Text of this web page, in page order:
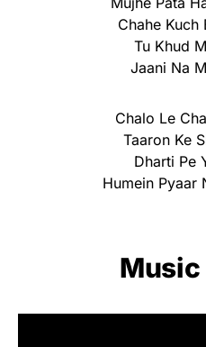
Chahe Kuch
Tu Khud
Jaani Na
Chalo Le
Taaron Ke
Dharti Pe
Humein Pyaar
Music